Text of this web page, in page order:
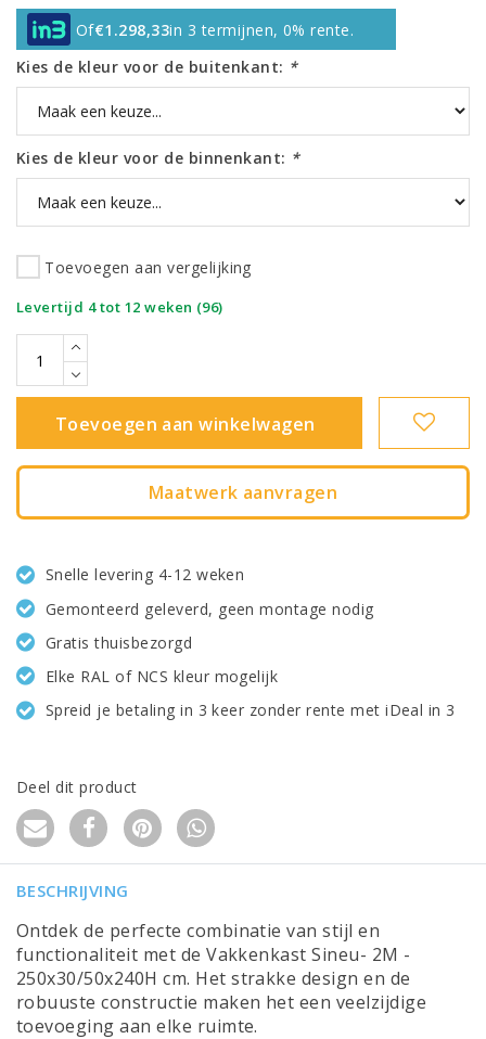
Of€1.298,33in 3 termijnen, 0% rente.
Kies de kleur voor de buitenkant: *
Kies de kleur voor de binnenkant: *
Toevoegen aan vergelijking
Levertijd 4 tot 12 weken (96)
Toevoegen aan winkelwagen
Maatwerk aanvragen
Snelle levering 4-12 weken
Gemonteerd geleverd, geen montage nodig
Gratis thuisbezorgd
Elke RAL of NCS kleur mogelijk
Spreid je betaling in 3 keer zonder rente met iDeal in 3
Deel dit product
BESCHRIJVING
Ontdek de perfecte combinatie van stijl en
functionaliteit met de Vakkenkast Sineu- 2M -
250x30/50x240H cm. Het strakke design en de
robuuste constructie maken het een veelzijdige
toevoeging aan elke ruimte.